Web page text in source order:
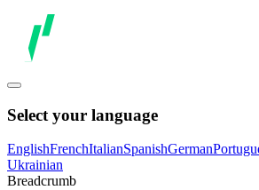
Select your language
EnglishFrenchItalianSpanishGerman
Ukrainian
Breadcrumb